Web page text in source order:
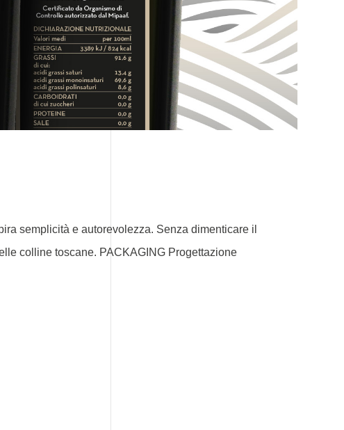
semplicità e autorevolezza. Senza dimenticare il
colline toscane. PACKAGING Progettazione